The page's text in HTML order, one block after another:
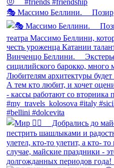
🎭 Массимо Беллини. ⠀ Позир